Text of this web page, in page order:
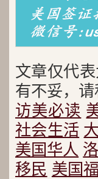
文章仅代
有不妥，请
访美必读
社会生活
美国华人
移民 美国